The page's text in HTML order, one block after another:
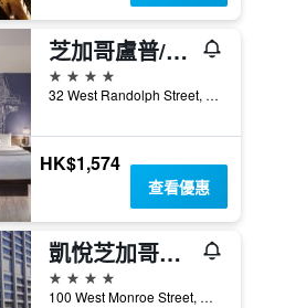
芝加哥盧普/劇場區坎布里亞酒店
4星級
32 West Randolph Street, 芝加哥, IL, 美國
HK$1,574
查看優惠
凱悅芝加哥酒店
4星級
100 West Monroe Street, 芝加哥, IL, 美國